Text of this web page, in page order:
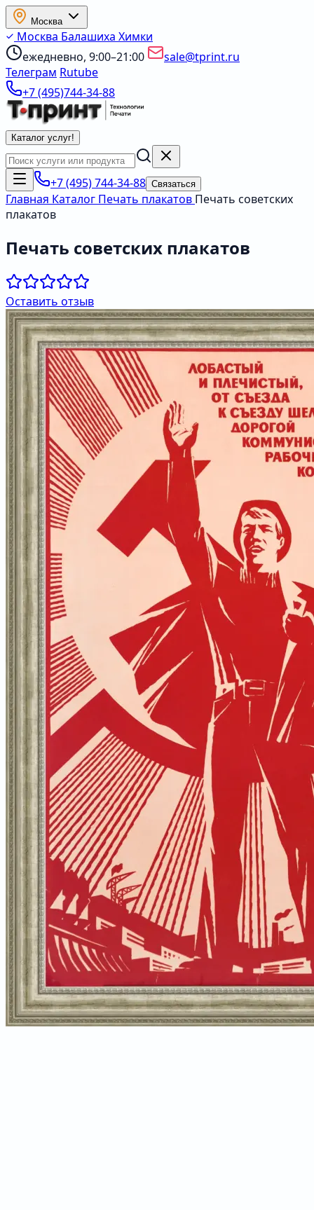
Москва
Москва Балашиха Химки
ежедневно, 9:00–21:00
sale@tprint.ru
Телеграм Rutube
+7 (495)744-34-88
Каталог услуг!
+7 (495) 744-34-88 Связаться
Главная Каталог Печать плакатов Печать советских
плакатов
Печать советских плакатов
Оставить отзыв